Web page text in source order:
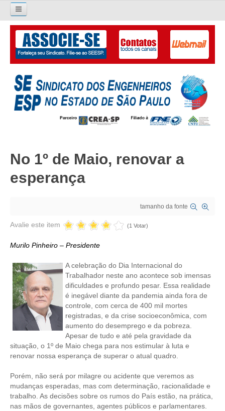
Pesquisar...
O SINDICATO
APRESENTAÇÃO
PALAVRA DO PRESIDENTE
LIVRO GESTÃO 2026-2029
SUBSEDES SINDICAIS
ORGANOGRAMA
CRESCE BRASIL
CONSELHO TECNOLÓGICO
HISTÓRICO E ATUAÇÃO
COMPOSIÇÃO
CONSELHOS ASSESSORES
PERSONALIDADES DA TECNOLOGIA
TRANSPARÊNCIA
JURÍDICO
No 1º de Maio, renovar a
esperança
tamanho da fonte
Avalie este item (1 Votar)
Murilo Pinheiro – Presidente
A celebração do Dia Internacional do
Trabalhador neste ano acontece sob imensas
dificuldades e profundo pesar. Essa realidade
é inegável diante da pandemia ainda fora de
controle, com cerca de 400 mil mortes
registradas, e da crise socioeconômica, com
aumento do desemprego e da pobreza.
Apesar de tudo e até pela gravidade da
situação, o 1º de Maio chega para nos estimular à luta e
renovar nossa esperança de superar o atual quadro.
Porém, não será por milagre ou acidente que veremos as
mudanças esperadas, mas com determinação, racionalidade e
trabalho. As decisões sobre os rumos do País estão, na prática,
nas mãos de governantes, agentes públicos e parlamentares.